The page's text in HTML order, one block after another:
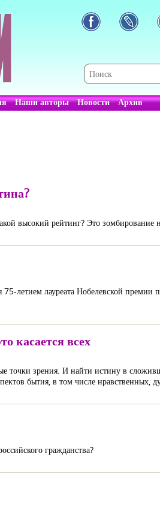
Наши авторы Новости Архив
высокий рейтинг? Это зомбирование
летием лауреата Нобелевской премии
касается всех
точки зрения. И найти истину в
бытия, в том числе нравственных,
гражданства?